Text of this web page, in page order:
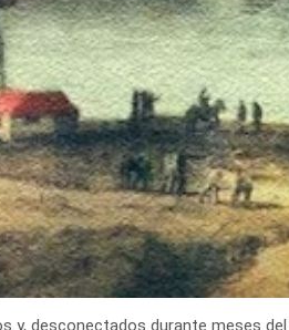
y, desconectados durante meses